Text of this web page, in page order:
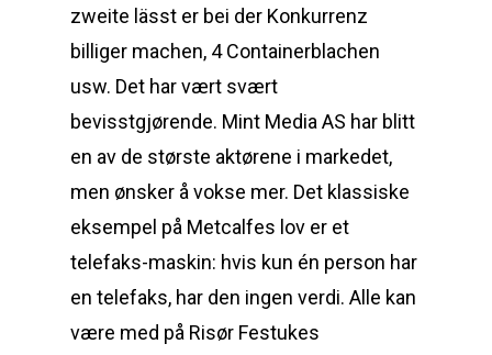
zweite lässt er bei der Konkurrenz
billiger machen, 4 Containerblachen
usw. Det har vært svært
bevisstgjørende. Mint Media AS har blitt
en av de største aktørene i markedet,
men ønsker å vokse mer. Det klassiske
eksempel på Metcalfes lov er et
telefaks-maskin: hvis kun én person har
en telefaks, har den ingen verdi. Alle kan
være med på Risør Festukes